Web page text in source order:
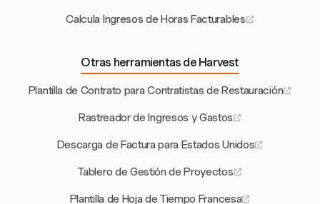
Calcula Ingresos de Horas Facturables
Otras herramientas de Harvest
Plantilla de Contrato para Contratistas de Restauración
Rastreador de Ingresos y Gastos
Descarga de Factura para Estados Unidos
Tablero de Gestión de Proyectos
Plantilla de Hoja de Tiempo Francesa